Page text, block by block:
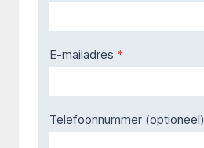
E-mailadres *
Telefoonnummer (optioneel)